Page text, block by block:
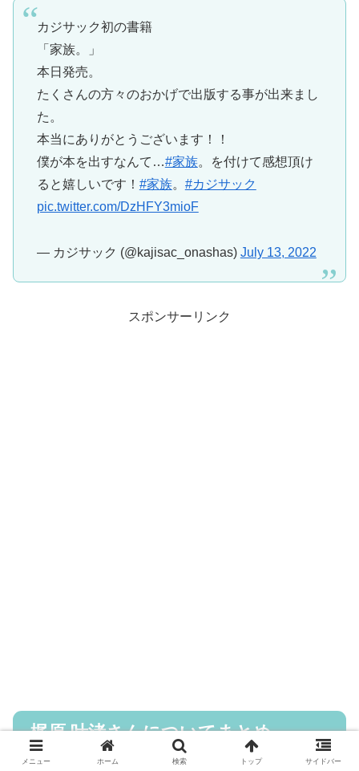
カジサック初の書籍
「家族。」
本日発売。
たくさんの方々のおかげで出版する事が出来まし
た。
本当にありがとうございます！！
僕が本を出すなんて…#家族。を付けて感想頂け
ると嬉しいです！ #家族。 #カジサック
pic.twitter.com/DzHFY3mioF
— カジサック (@kajisac_onashas) July 13, 2022
スポンサーリンク
梶原 叶渚さんについてまとめ
メニュー ホーム 検索 トップ サイドバー